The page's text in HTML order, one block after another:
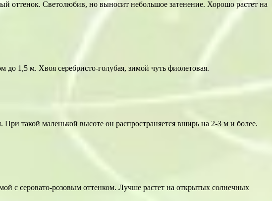
оттенок. Светолюбив, но выносит небольшое затенение. Хорошо растет на
1,5 м. Хвоя серебристо-голубая, зимой чуть фиолетовая.
такой маленькой высоте он распространяется вширь на 2-3 м и более.
с серовато-розовым оттенком. Лучше растет на открытых солнечных